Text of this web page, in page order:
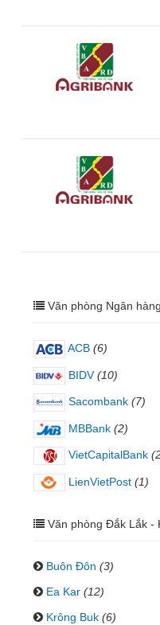
Văn phòng Ngân
ACB (6)
BIDV (10)
Sacombank (7)
MBBank (2)
VietCapitalBank
LienVietPost (1)
Văn phòng Đắk Lắk -
Buôn Đôn (3)
Ea Kar (12)
Krông Buk (6)